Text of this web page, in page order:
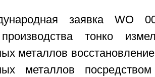
заявка WO
тонко
металлов
металлов